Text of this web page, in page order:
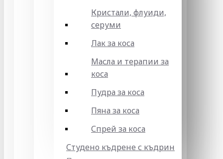
Кристали, флуиди,
серуми
Лак за коса
Масла и терапии за
коса
Пудра за коса
Пяна за коса
Спрей за коса
Студено къдрене с къдрин